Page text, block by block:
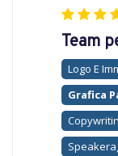
Team
Logo E
Grafica